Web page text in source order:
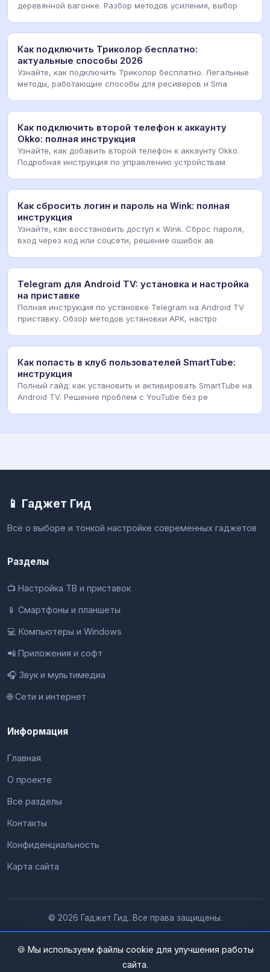
деревянной вагонке. Разбор методов усиления, выбор
Как подключить Триколор бесплатно:
актуальные способы 2026
Узнайте, как подключить Триколор бесплатно. Легальные
методы, работающие способы для ресиверов и Sma
Как подключить второй телефон к аккаунту
Okko: полная инструкция
Узнайте, как добавить второй телефон к аккаунту Okko.
Подробная инструкция по управлению устройствам
Как сбросить логин и пароль на Wink: полная
инструкция
Узнайте, как восстановить доступ к Wink. Сброс пароля,
вход через код или соцсети, решение ошибок ав
Telegram для Android TV: установка и настройка
на приставке
Полная инструкция по установке Telegram на Android TV
приставку. Обзор методов установки APK, настро
Как попасть в клуб пользователей SmartTube:
инструкция
Полный гайд: как установить и активировать SmartTube на
Android TV. Решение проблем с YouTube без ре
📱 Гаджет Гид
Всё о выборе и тонкой настройке современных гаджетов
Разделы
📺 Настройка ТВ и приставок
📱 Смартфоны и планшеты
💻 Компьютеры и Windows
📲 Приложения и софт
🎧 Звук и мультимедиа
🌐 Сети и интернет
Информация
Главная
О проекте
Все разделы
Контакты
Конфиденциальность
Карта сайта
© 2026 Гаджет Гид. Все права защищены.
🍪 Мы используем файлы cookie для улучшения работы
сайта.